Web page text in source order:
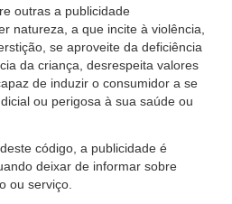
outras a publicidade
natureza, a que incite à violência,
se aproveite da deficiência
da criança, desrespeita valores
de induzir o consumidor a se
ou perigosa à sua saúde ou
código, a publicidade é
deixar de informar sobre
ou serviço.